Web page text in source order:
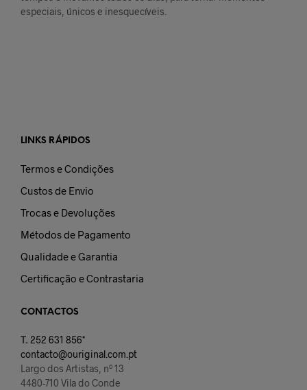
especiais, únicos e inesquecíveis.
LINKS RÁPIDOS
Termos e Condições
Custos de Envio
Trocas e Devoluções
Métodos de Pagamento
Qualidade e Garantia
Certificação e Contrastaria
CONTACTOS
T. 252 631 856*
contacto@ouriginal.com.pt
Largo dos Artistas, nº 13
4480-710 Vila do Conde